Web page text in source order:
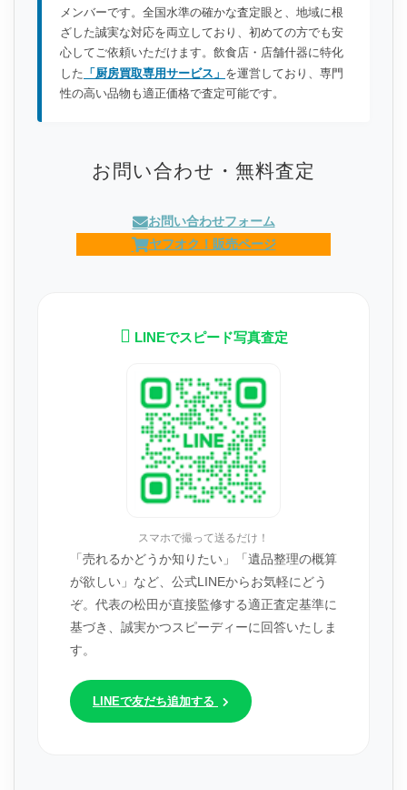
メンバーです。全国水準の確かな査定眼と、地域に根
ざした誠実な対応を両立しており、初めての方でも安
心してご依頼いただけます。飲食店・店舗什器に特化
した 「厨房買取専用サービス」 を運営しており、専門
性の高い品物も適正価格で査定可能です。
お問い合わせ・無料査定
お問い合わせフォーム
ヤフオク！販売ページ
LINEでスピード写真査定
スマホで撮って送るだけ！
「売れるかどうか知りたい」「遺品整理の概算
が欲しい」など、公式LINEからお気軽にどう
ぞ。代表の松田が直接監修する適正査定基準に
基づき、誠実かつスピーディーに回答いたしま
す。
LINEで友だち追加する